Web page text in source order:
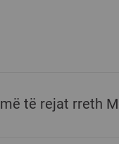
të rejat rreth